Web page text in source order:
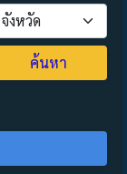
ค้นหา